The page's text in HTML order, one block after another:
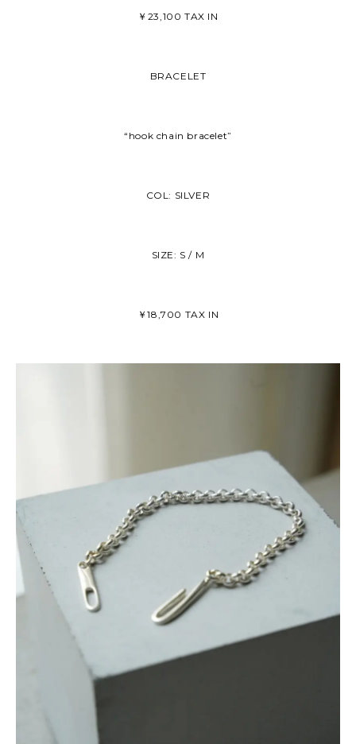
￥23,100 TAX IN
BRACELET
“hook chain bracelet”
COL: SILVER
SIZE: S / M
￥18,700 TAX IN